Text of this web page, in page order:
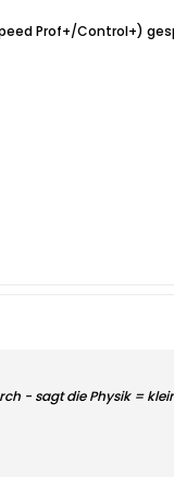
Prof+/Control+)
- sagt die Physik =